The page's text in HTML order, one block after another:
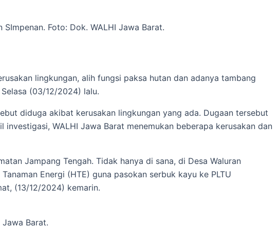
Foto: Dok. WALHI Jawa Barat.
lingkungan, alih fungsi paksa hutan dan adanya tambang
(03/12/2024) lalu.
diduga akibat kerusakan lingkungan yang ada. Dugaan tersebut
WALHI Jawa Barat menemukan beberapa kerusakan dan
Jampang Tengah. Tidak hanya di sana, di Desa Waluran
Energi (HTE) guna pasokan serbuk kayu ke PLTU
(13/12/2024) kemarin.
Barat.